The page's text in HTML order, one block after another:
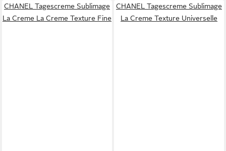
CHANEL Tagescreme Sublimage
La Creme La Creme Texture Fine
CHANEL Tagescreme Sublimage
La Creme Texture Universelle